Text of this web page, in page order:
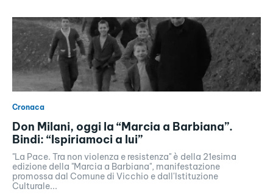
Cronaca
Don Milani, oggi la “Marcia a Barbiana”.
Bindi: “Ispiriamoci a lui”
"La Pace. Tra non violenza e resistenza" è della 21esima
edizione della "Marcia a Barbiana", manifestazione
promossa dal Comune di Vicchio e dall'Istituzione
Culturale...